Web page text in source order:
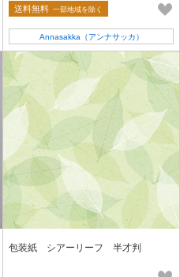
送料無料 一部地域を除く
Annasakka（アンナサッカ）
包装紙 シアーリーフ 半才判